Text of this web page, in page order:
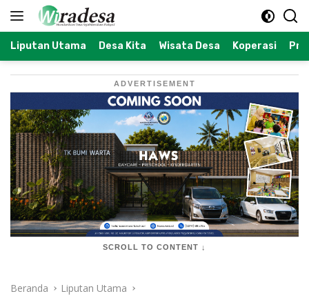
Langsung
Liputan Utama Desa Kita Wisata Desa Koperasi
ADVERTISEMENT
SCROLL TO CONTENT ↓
Beranda Liputan Utama